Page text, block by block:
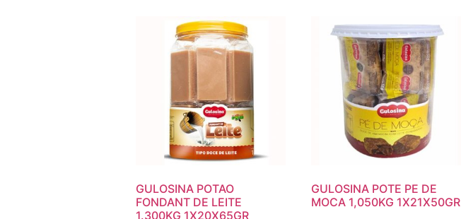
GULOSINA POTAO
FONDANT DE LEITE
1.300KG 1X20X65GR
GULOSINA POTE PE DE
MOCA 1,050KG 1X21X50GR